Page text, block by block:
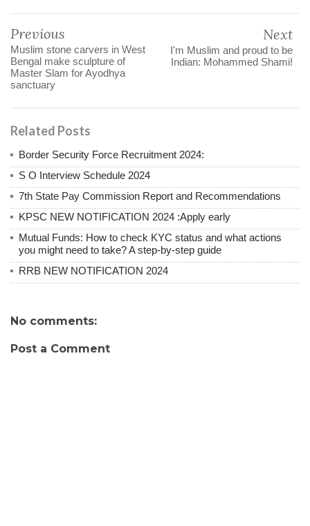
Previous
Muslim stone carvers in West
Bengal make sculpture of
Master Slam for Ayodhya
sanctuary
Next
I'm Muslim and proud to be
Indian: Mohammed Shami!
Related Posts
Border Security Force Recruitment 2024:
S O Interview Schedule 2024
7th State Pay Commission Report and Recommendations
KPSC NEW NOTIFICATION 2024 :Apply early
Mutual Funds: How to check KYC status and what actions
you might need to take? A step-by-step guide
RRB NEW NOTIFICATION 2024
No comments:
Post a Comment